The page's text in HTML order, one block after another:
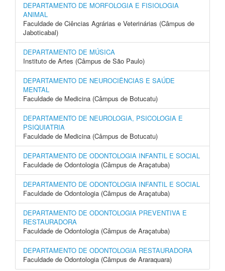
DEPARTAMENTO DE MORFOLOGIA E FISIOLOGIA
ANIMAL
Faculdade de Ciências Agrárias e Veterinárias (Câmpus de
Jaboticabal)
DEPARTAMENTO DE MÚSICA
Instituto de Artes (Câmpus de São Paulo)
DEPARTAMENTO DE NEUROCIÊNCIAS E SAÚDE
MENTAL
Faculdade de Medicina (Câmpus de Botucatu)
DEPARTAMENTO DE NEUROLOGIA, PSICOLOGIA E
PSIQUIATRIA
Faculdade de Medicina (Câmpus de Botucatu)
DEPARTAMENTO DE ODONTOLOGIA INFANTIL E SOCIAL
Faculdade de Odontologia (Câmpus de Araçatuba)
DEPARTAMENTO DE ODONTOLOGIA INFANTIL E SOCIAL
Faculdade de Odontologia (Câmpus de Araçatuba)
DEPARTAMENTO DE ODONTOLOGIA PREVENTIVA E
RESTAURADORA
Faculdade de Odontologia (Câmpus de Araçatuba)
DEPARTAMENTO DE ODONTOLOGIA RESTAURADORA
Faculdade de Odontologia (Câmpus de Araraquara)